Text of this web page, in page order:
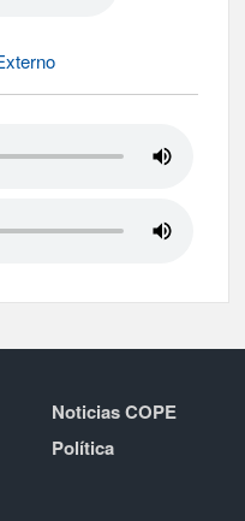
Noticias COPE
Política